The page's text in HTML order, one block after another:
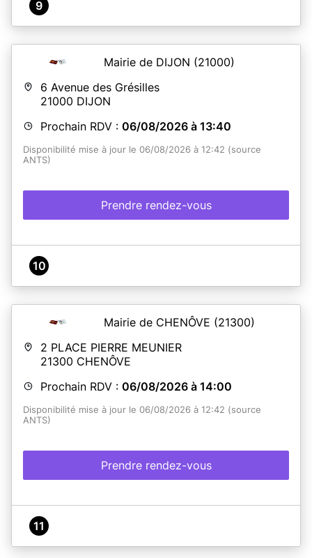
9
Mairie de DIJON (21000)
6 Avenue des Grésilles
21000 DIJON
Prochain RDV : 06/08/2026 à 13:40
Disponibilité mise à jour le 06/08/2026 à 12:42 (source
ANTS)
Prendre rendez-vous
10
Mairie de CHENÔVE (21300)
2 PLACE PIERRE MEUNIER
21300 CHENÔVE
Prochain RDV : 06/08/2026 à 14:00
Disponibilité mise à jour le 06/08/2026 à 12:42 (source
ANTS)
Prendre rendez-vous
11